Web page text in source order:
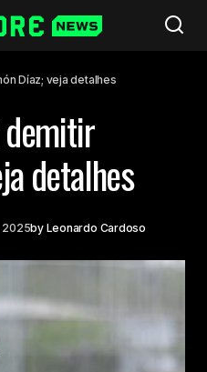
Díaz; veja detalhes
detalhes
2025by Leonardo Cardoso